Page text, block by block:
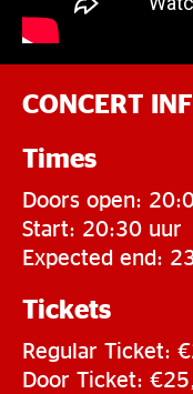
CONCERT
Times
Doors open:
Start: 20:30 uur
Expected end:
Tickets
Regular Ticket:
Door Ticket: